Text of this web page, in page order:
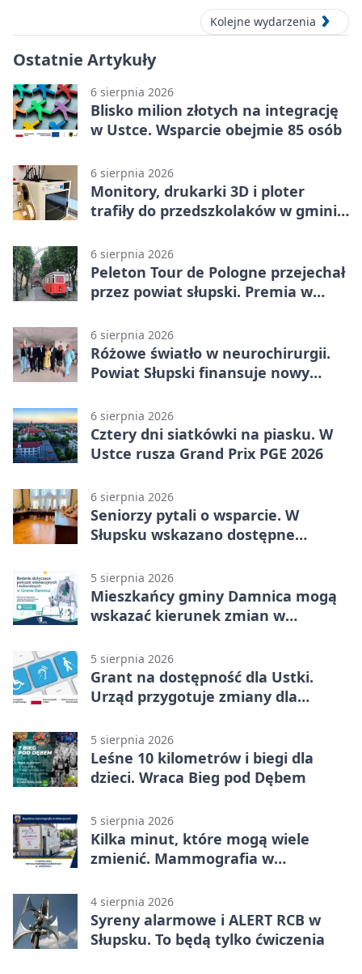
Kolejne wydarzenia
Ostatnie Artykuły
6 sierpnia 2026
Blisko milion złotych na integrację
w Ustce. Wsparcie obejmie 85 osób
6 sierpnia 2026
Monitory, drukarki 3D i ploter
trafiły do przedszkolaków w gminie
6 sierpnia 2026
Peleton Tour de Pologne przejechał
przez powiat słupski. Premia w
6 sierpnia 2026
Różowe światło w neurochirurgii.
Powiat Słupski finansuje nowy
6 sierpnia 2026
Cztery dni siatkówki na piasku. W
Ustce rusza Grand Prix PGE 2026
6 sierpnia 2026
Seniorzy pytali o wsparcie. W
Słupsku wskazano dostępne
5 sierpnia 2026
Mieszkańcy gminy Damnica mogą
wskazać kierunek zmian w
5 sierpnia 2026
Grant na dostępność dla Ustki.
Urząd przygotuje zmiany dla
5 sierpnia 2026
Leśne 10 kilometrów i biegi dla
dzieci. Wraca Bieg pod Dębem
5 sierpnia 2026
Kilka minut, które mogą wiele
zmienić. Mammografia w
4 sierpnia 2026
Syreny alarmowe i ALERT RCB w
Słupsku. To będą tylko ćwiczenia